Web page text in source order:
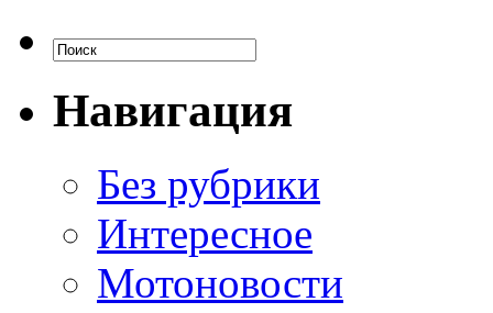
Навигация
Без рубрики
Интересное
Мотоновости